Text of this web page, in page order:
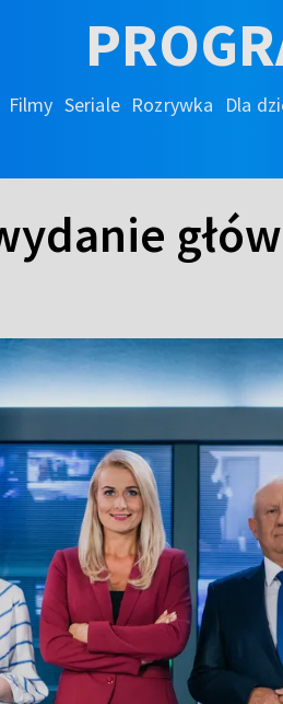
Filmy Seriale Rozrywka Dla